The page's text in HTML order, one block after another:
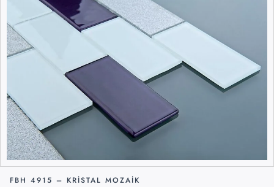
FBH 4915 – KRISTAL MOZAIK